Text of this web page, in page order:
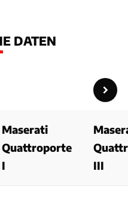
DATEN
Maserati
Quattroporte
I
III